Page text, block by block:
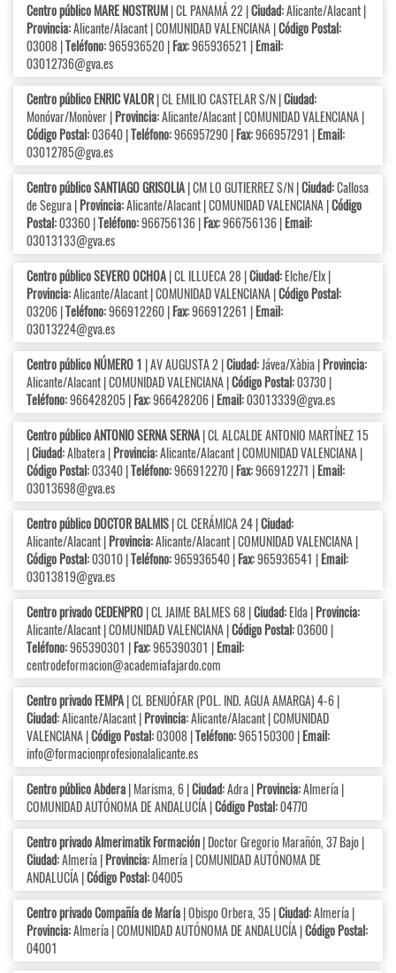
Centro público MARE NOSTRUM| CL PANAMÁ 22 |Ciudad:Alicante/Alacant |
Provincia:Alicante/Alacant | COMUNIDAD VALENCIANA |Código Postal:
03008 |Teléfono:965936520 |Fax:965936521 |Email:
03012736@gva.es
Centro público ENRIC VALOR| CL EMILIO CASTELAR S/N |Ciudad:
Monóvar/Monòver |Provincia:Alicante/Alacant | COMUNIDAD VALENCIANA |
Código Postal:03640 |Teléfono:966957290 |Fax:966957291 |Email:
03012785@gva.es
Centro público SANTIAGO GRISOLIA| CM LO GUTIERREZ S/N |Ciudad:Callosa
de Segura |Provincia:Alicante/Alacant | COMUNIDAD VALENCIANA |Código
Postal:03360 |Teléfono:966756136 |Fax:966756136 |Email:
03013133@gva.es
Centro público SEVERO OCHOA| CL ILLUECA 28 |Ciudad:Elche/Elx |
Provincia:Alicante/Alacant | COMUNIDAD VALENCIANA |Código Postal:
03206 |Teléfono:966912260 |Fax:966912261 |Email:
03013224@gva.es
Centro público NÚMERO 1 | AV AUGUSTA 2 |Ciudad:Jávea/Xàbia |Provincia:
Alicante/Alacant | COMUNIDAD VALENCIANA |Código Postal:03730 |
Teléfono:966428205 |Fax:966428206 |Email:03013339@gva.es
Centro público ANTONIO SERNA SERNA| CL ALCALDE ANTONIO MARTÍNEZ 15
|Ciudad:Albatera |Provincia:Alicante/Alacant | COMUNIDAD VALENCIANA |
Código Postal:03340 |Teléfono:966912270 |Fax:966912271 |Email:
03013698@gva.es
Centro público DOCTOR BALMIS| CL CERÁMICA 24 |Ciudad:
Alicante/Alacant |Provincia:Alicante/Alacant | COMUNIDAD VALENCIANA |
Código Postal:03010 |Teléfono:965936540 |Fax:965936541 |Email:
03013819@gva.es
Centro privado CEDENPRO| CL JAIME BALMES 68 |Ciudad:Elda |Provincia:
Alicante/Alacant | COMUNIDAD VALENCIANA |Código Postal:03600 |
Teléfono:965390301 |Fax:965390301 |Email:
centrodeformacion@academiafajardo.com
Centro privado FEMPA| CL BENIJÓFAR (POL. IND. AGUA AMARGA) 4-6 |
Ciudad:Alicante/Alacant |Provincia:Alicante/Alacant | COMUNIDAD
VALENCIANA |Código Postal:03008 |Teléfono:965150300 |Email:
info@formacionprofesionalalicante.es
Centro público Abdera| Marisma, 6 |Ciudad:Adra |Provincia:Almería |
COMUNIDAD AUTÓNOMA DE ANDALUCÍA |Código Postal:04770
Centro privado Almerimatik Formación| Doctor Gregorio Marañón, 37 Bajo |
Ciudad:Almería |Provincia:Almería | COMUNIDAD AUTÓNOMA DE
ANDALUCÍA |Código Postal:04005
Centro privado Compañía de María| Obispo Orbera, 35 |Ciudad:Almería |
Provincia:Almería | COMUNIDAD AUTÓNOMA DE ANDALUCÍA |Código Postal:
04001